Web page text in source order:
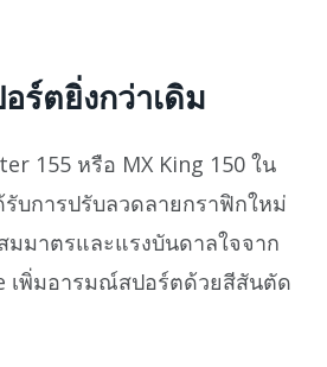
ร์ตยิ่งกว่าเดิม
155 หรือ MX King 150 ใน
บการปรับลวดลายกราฟิกใหม่
มมาตรและแรงบันดาลใจจาก
เพิ่มอารมณ์สปอร์ตด้วยสีสันตัด